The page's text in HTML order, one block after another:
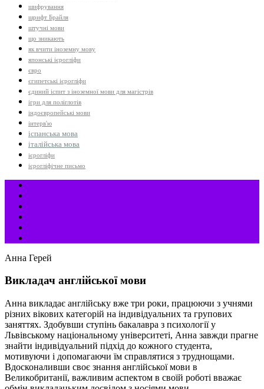
шифрування
шрифт Брайля
штучні мови
що зникають
як вчити іноземну мову
японські ієрогліфи
євро
єгипетські ієрогліфи
єдиний іспит з іноземної мови для магістрів
ігри для поліглотів
індоєвропейські мови
інтерв'ю
іспанська мова
італійська мова
ієрогліфи
ієрогліфічне письмо
Анна Герей
Викладач англійської мови
Анна викладає англійську вже три роки, працюючи з учнями
різних вікових категорій на індивідуальних та групових
заняттях. Здобувши ступінь бакалавра з психології у
Львівському національному університеті, Анна завжди прагне
знайти індивідуальний підхід до кожного студента,
мотивуючи і допомагаючи їм справлятися з труднощами.
Вдосконаливши своє знання англійської мови в
Великобританії, важливим аспектом в своїй роботі вважає